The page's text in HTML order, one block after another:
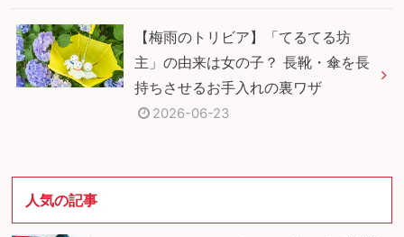
【梅雨のトリビア】「てるてる坊
主」の由来は女の子？ 長靴・傘を長
持ちさせるお手入れの裏ワザ
2026-06-23
人気の記事